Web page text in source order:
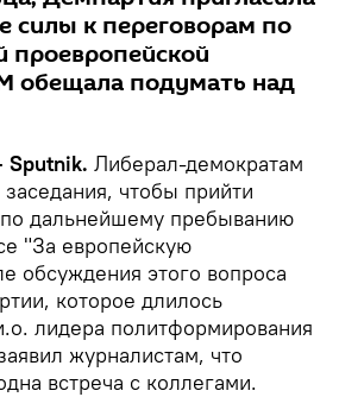
силы к переговорам по
проевропейской
обещала подумать над
Либерал-демократам
чтобы прийти
дальнейшему пребыванию
"За европейскую
обсуждения этого вопроса
которое длилось
лидера политформирования
журналистам, что
встреча с коллегами.